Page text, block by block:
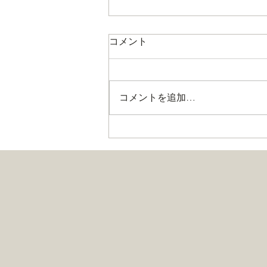
名物つくね『味鳥焼』が好評
コメント
コメントを追加…